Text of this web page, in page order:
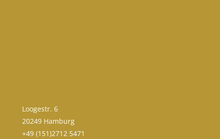
Loogestr. 6
20249 Hamburg
+49 (151)2712 5471